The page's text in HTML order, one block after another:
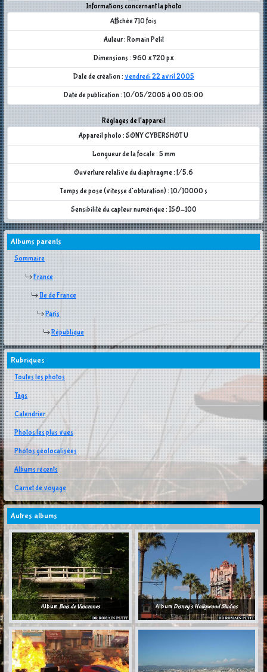
Informations concernant la photo
Affichée 710 fois
Auteur : Romain Petit
Dimensions : 960 x 720 px
Date de création : vendredi 22 avril 2005
Date de publication : 10/05/2005 à 00:05:00
Réglages de l'appareil
Appareil photo : SONY CYBERSHOT U
Longueur de la focale : 5 mm
Ouverture relative du diaphragme : f/5.6
Temps de pose (vitesse d'obturation) : 10/10000 s
Sensibilité du capteur numérique : ISO-100
Albums parents
Sommaire
France
Ile de France
Paris
République
Rubriques
Toutes les photos
Tags
Calendrier
Photos les plus vues
Photos géolocalisées
Albums récents
Carnet de voyage
Autres albums
AlbumBois de Vincennes AlbumDisney's Hollywood Studios